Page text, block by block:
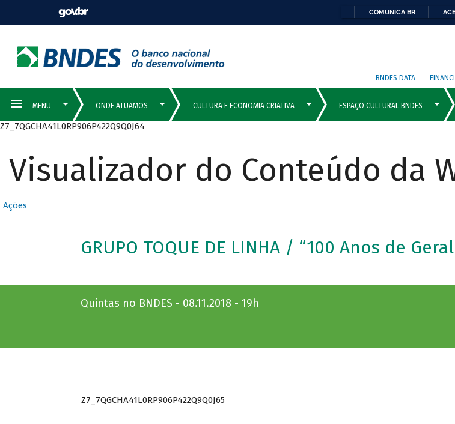
COMUNICA BR
BNDES DATA
Z7_7QGCHA41L0RP906P422Q9Q0J64
Visualizador do Conteúdo da
Ações
GRUPO TOQUE DE LINHA / “100 Anos de
Quintas no BNDES - 08.11.2018 - 19h
Z7_7QGCHA41L0RP906P422Q9Q0J65